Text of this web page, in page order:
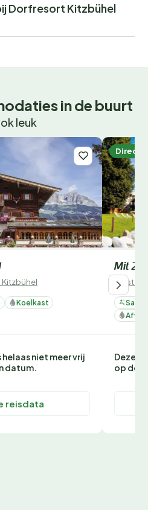
Dorfresort Kitzbühel
in de buurt
leuk
Kitzbühel
Koelkast
niet meer vrij
datum.
reisdata
Direct
Mit 2
Sauna
Deze
op de